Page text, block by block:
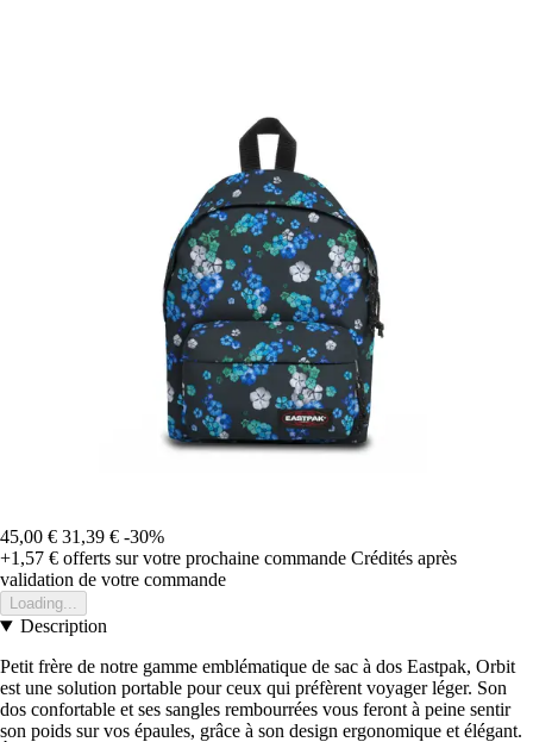
45,00 € 31,39 € -30%
+1,57 € offerts sur votre prochaine commande Crédités après
validation de votre commande
Loading...
Description
Petit frère de notre gamme emblématique de sac à dos Eastpak, Orbit
est une solution portable pour ceux qui préfèrent voyager léger. Son
dos confortable et ses sangles rembourrées vous feront à peine sentir
son poids sur vos épaules, grâce à son design ergonomique et élégant.